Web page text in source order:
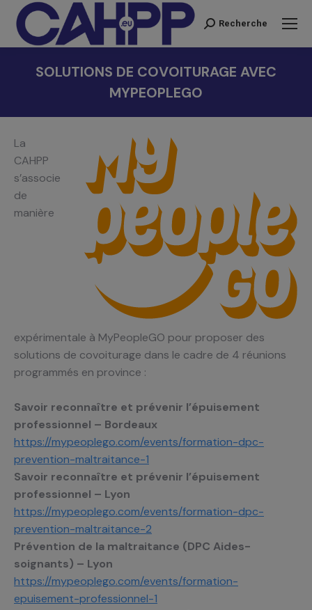
Recherche
Recherche
SOLUTIONS DE COVOITURAGE AVEC
MYPEOPLEGO
La
CAHPP
s’associe
de
manière
expérimentale à MyPeopleGO pour proposer des
solutions de covoiturage dans le cadre de 4 réunions
programmés en province :
Savoir reconnaître et prévenir l’épuisement
professionnel – Bordeaux
https://mypeoplego.com/events/formation-dpc-
prevention-maltraitance-1
Savoir reconnaître et prévenir l’épuisement
professionnel – Lyon
https://mypeoplego.com/events/formation-dpc-
prevention-maltraitance-2
Prévention de la maltraitance (DPC Aides-
soignants) – Lyon
https://mypeoplego.com/events/formation-
epuisement-professionnel-1